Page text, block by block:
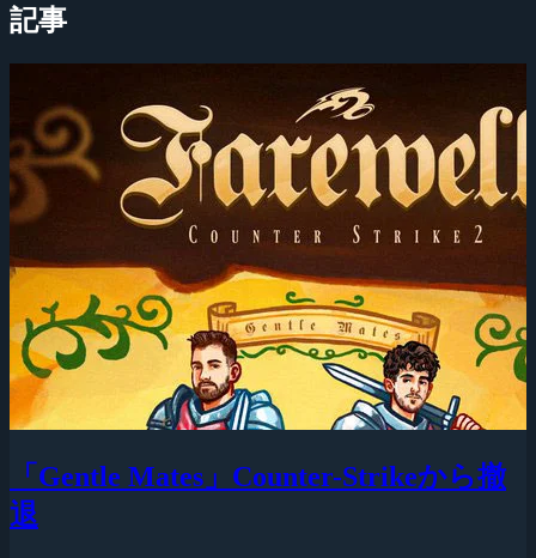
記事
「Gentle Mates」Counter-Strikeから撤
退